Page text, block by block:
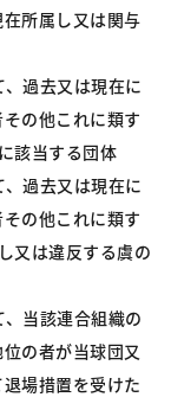
所属し又は関与
過去又は現在に
の他これに類す
該当する団体
過去又は現在に
の他これに類す
又は違反する虞の
当該連合組織の
の者が当球団又
場措置を受けた